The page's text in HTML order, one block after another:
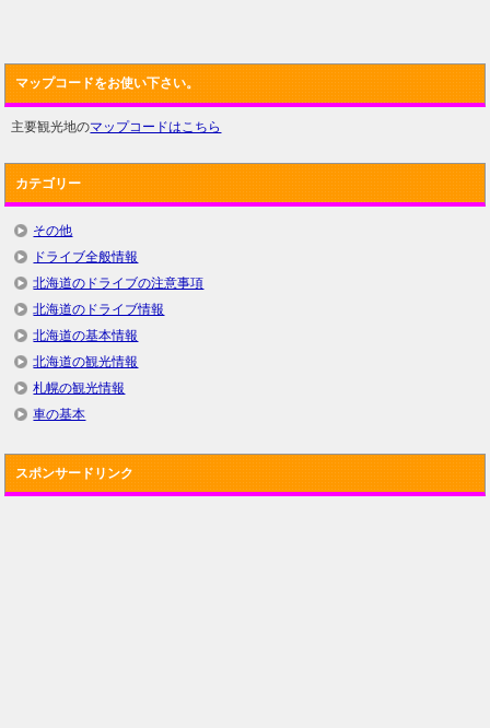
マップコードをお使い下さい。
主要観光地のマップコードはこちら
カテゴリー
その他
ドライブ全般情報
北海道のドライブの注意事項
北海道のドライブ情報
北海道の基本情報
北海道の観光情報
札幌の観光情報
車の基本
スポンサードリンク